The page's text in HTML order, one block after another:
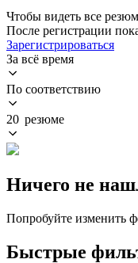
Чтобы видеть все
После регистрации
Зарегистрироваться
За всё время
По соответствию
20 резюме
Ничего не
Попробуйте изменить
Быстрые